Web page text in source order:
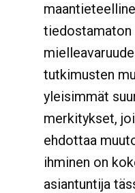
tiedostamaton
tutkimusten
yleisimmät
merkitykset,
ehdottaa
ihminen on
asiantuntija